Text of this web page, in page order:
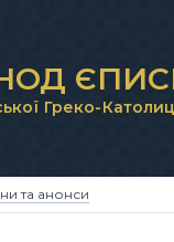
Греко-
та анонси